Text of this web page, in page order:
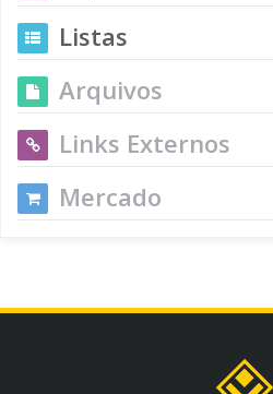
Listas
Arquivos
Links Externos
Mercado